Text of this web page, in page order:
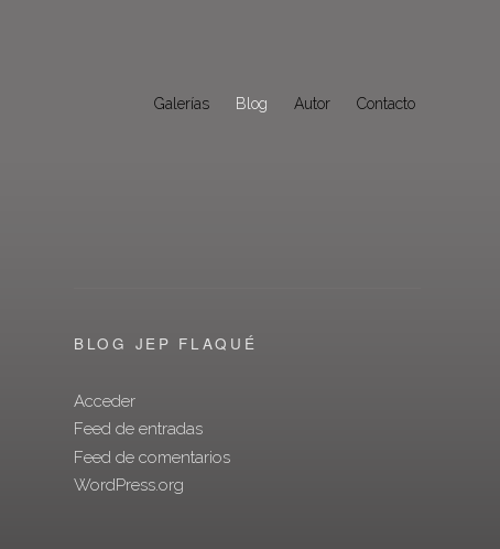
Galerías Blog Autor Contacto
BLOG JEP FLAQUÉ
Acceder
Feed de entradas
Feed de comentarios
WordPress.org